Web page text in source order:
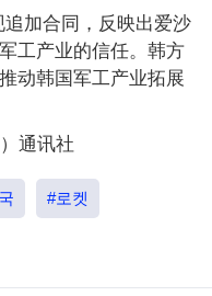
加合同，反映出爱沙
工产业的信任。韩方
动韩国军工产业拓展
通讯社
#로켓